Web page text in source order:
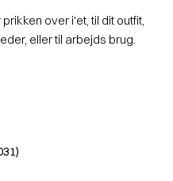
over i'et, til dit outfit,
eller til arbejds brug.